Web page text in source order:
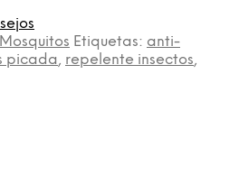
Mosquitos Etiquetas: anti-
picada, repelente insectos,